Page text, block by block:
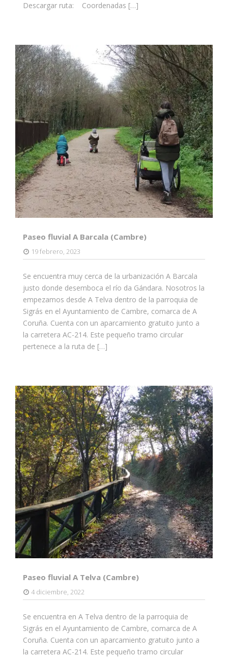
Descargar ruta: Coordenadas […]
Paseo fluvial A Barcala (Cambre)
19 febrero, 2023
Se encuentra muy cerca de la urbanización A Barcala
justo donde desemboca el río da Gándara. Nosotros la
empezamos desde A Telva dentro de la parroquia de
Sigrás en el Ayuntamiento de Cambre, comarca de A
Coruña. Cuenta con un aparcamiento gratuito junto a
la carretera AC-214. Este pequeño tramo circular
pertenece a la ruta de […]
Paseo fluvial A Telva (Cambre)
4 diciembre, 2022
Se encuentra en A Telva dentro de la parroquia de
Sigrás en el Ayuntamiento de Cambre, comarca de A
Coruña. Cuenta con un aparcamiento gratuito junto a
la carretera AC-214. Este pequeño tramo circular